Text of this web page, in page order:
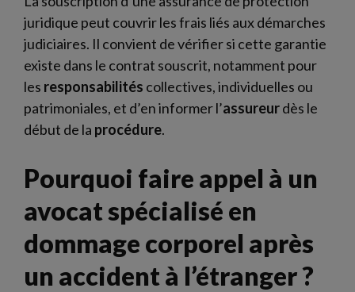
juridique peut couvrir les frais liés aux démarches
judiciaires. Il convient de vérifier si cette garantie
existe dans le contrat souscrit, notamment pour
les responsabilités collectives, individuelles ou
patrimoniales, et d’en informer l’assureurdès le
début de la procédure.
Pourquoi faire appel à un
avocat spécialisé en
dommage corporel après
un accident à l’étranger ?